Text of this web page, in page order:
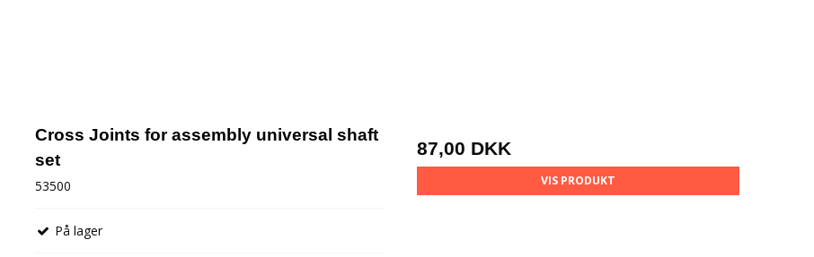
Cross Joints for assembly universal shaft
set
53500
På lager
87,00 DKK
VIS PRODUKT